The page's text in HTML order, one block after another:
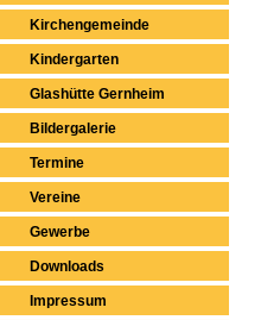
Kirchengemeinde
Kindergarten
Glashütte Gernheim
Bildergalerie
Termine
Vereine
Gewerbe
Downloads
Impressum